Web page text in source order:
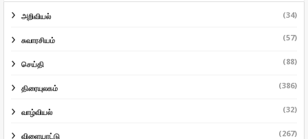
அறிவியல் (34)
சுவாரசியம் (57)
செய்தி (88)
திரையுலகம் (386)
வாழ்வியல் (32)
விளையாட்டு (267)